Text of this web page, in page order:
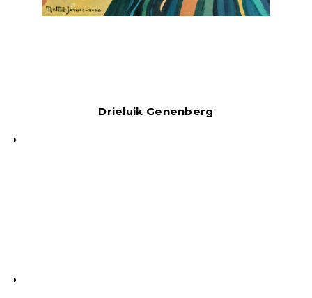
Drieluik Genenberg